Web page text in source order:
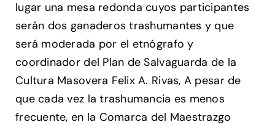
lugar una mesa redonda cuyos participantes
serán dos ganaderos trashumantes y que
será moderada por el etnógrafo y
coordinador del Plan de Salvaguarda de la
Cultura Masovera Felix A. Rivas, A pesar de
que cada vez la trashumancia es menos
frecuente, en la Comarca del Maestrazgo